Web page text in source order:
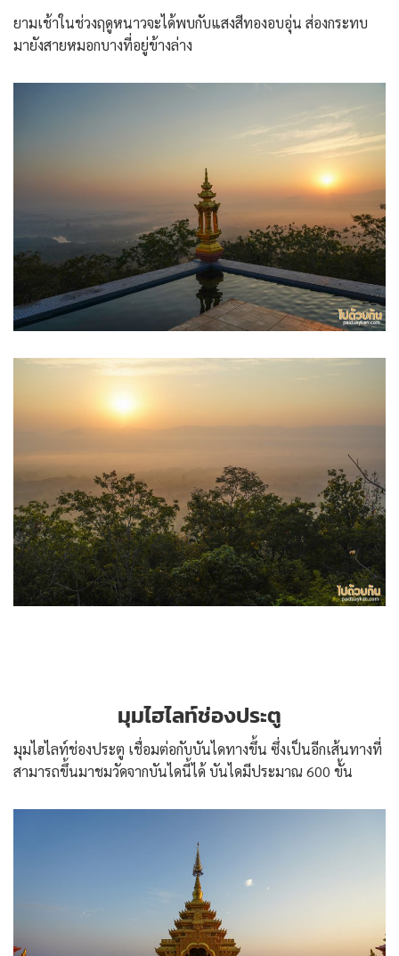
ยามเช้าในช่วงฤดูหนาวจะได้พบกับแสงสีทองอบอุ่น ส่องกระทบ
มายังสายหมอกบางที่อยู่ข้างล่าง
มุมไฮไลท์ช่องประตู
มุมไฮไลท์ช่องประตู เชื่อมต่อกับบันไดทางขึ้น ซึ่งเป็นอีกเส้นทางที่
สามารถขึ้นมาชมวัดจากบันไดนี้ได้ บันไดมีประมาณ 600 ขั้น